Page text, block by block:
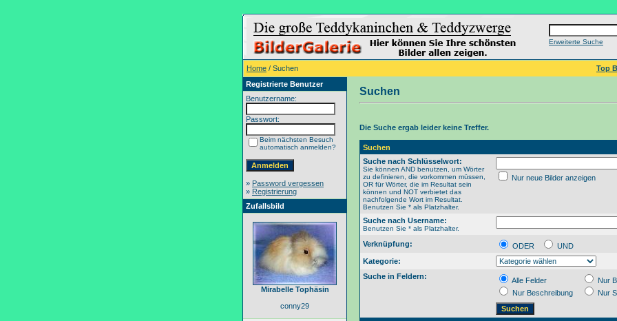
Erweiterte Suche
Home / Suchen
Top
Registrierte Benutzer
Benutzername:
Passwort:
Beim nächsten Besuch
automatisch anmelden?
» Password vergessen
» Registrierung
Zufallsbild
Mirabelle Tophäsin
conny29
Suchen
Die Suche ergab leider keine Treffer.
Suchen
Suche nach Schlüsselwort:
Sie können AND benutzen, um Wörter
zu definieren, die vorkommen müssen,
OR für Wörter, die im Resultat sein
können und NOT verbietet das
nachfolgende Wort im Resultat.
Benutzen Sie * als Platzhalter.
Nur neue Bilder anzeigen
Suche nach Username:
Benutzen Sie * als Platzhalter.
Verknüpfung: ODER
UND
Kategorie:
Suche in Feldern:
Alle Felder
Nur
Nur Beschreibung
Nur